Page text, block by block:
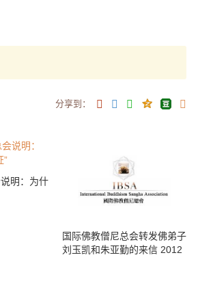
分享到：
明：为什
国际佛教僧尼总会转发佛弟子
刘玉凯和朱亚勤的来信 2012